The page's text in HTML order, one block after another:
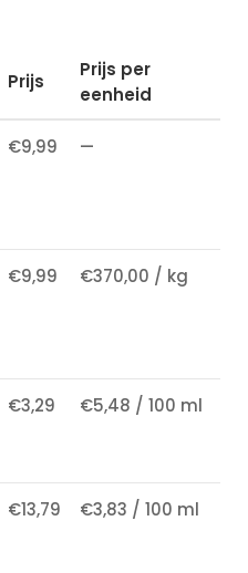
Prijs
Prijs per
eenheid
€9,99 —
€9,99 €370,00 / kg
€3,29 €5,48 / 100 ml
€13,79 €3,83 / 100 ml